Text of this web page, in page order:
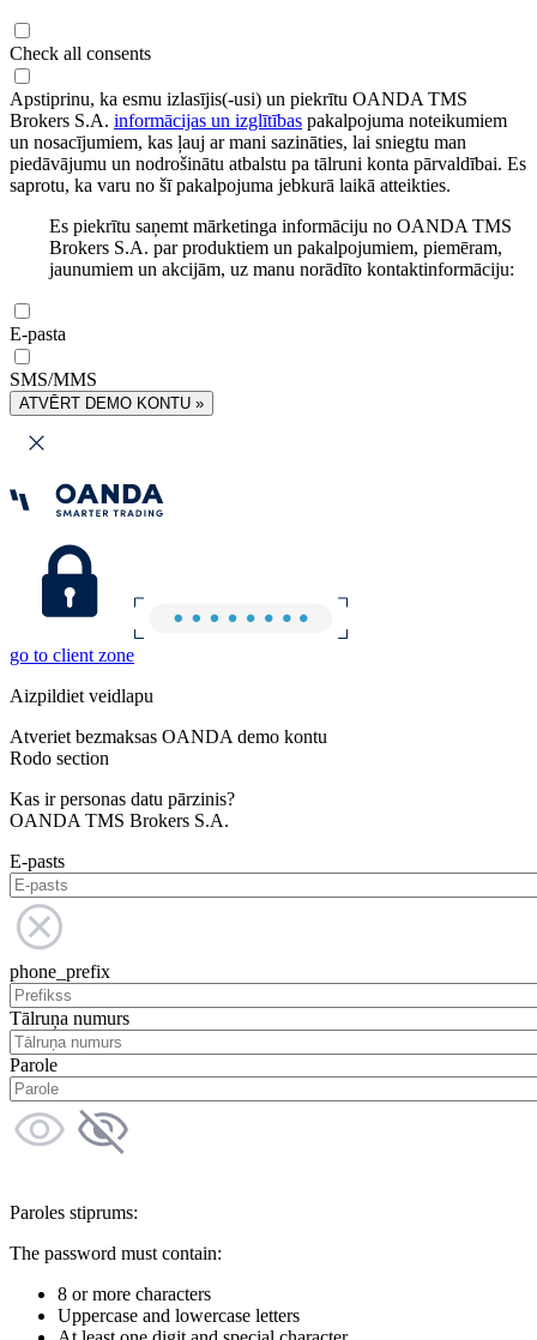
Check all consents
Apstiprinu, ka esmu izlasījis(-usi) un piekrītu OANDA TMS
Brokers S.A. informācijas un izglītības pakalpojuma noteikumiem
un nosacījumiem, kas ļauj ar mani sazināties, lai sniegtu man
piedāvājumu un nodrošinātu atbalstu pa tālruni konta pārvaldībai. Es
saprotu, ka varu no šī pakalpojuma jebkurā laikā atteikties.
Es piekrītu saņemt mārketinga informāciju no OANDA TMS
Brokers S.A. par produktiem un pakalpojumiem, piemēram,
jaunumiem un akcijām, uz manu norādīto kontaktinformāciju:
E-pasta
SMS/MMS
ATVĒRT DEMO KONTU »
go to client zone
Aizpildiet veidlapu
Atveriet bezmaksas OANDA demo kontu
Rodo section
Kas ir personas datu pārzinis?
OANDA TMS Brokers S.A.
E-pasts
phone_prefix
Tālruņa numurs
Parole
Paroles stiprums:
The password must contain:
8 or more characters
Uppercase and lowercase letters